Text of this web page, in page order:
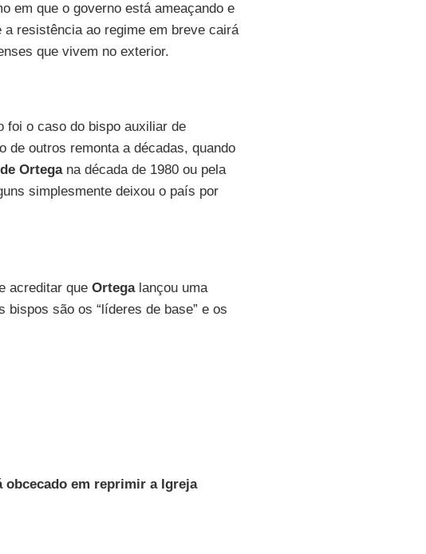
em que o governo está ameaçando e
resistência ao regime em breve cairá
que vivem no exterior.
foi o caso do bispo auxiliar de
de outros remonta a décadas, quando
Ortegana década de 1980 ou pela
simplesmente deixou o país por
acreditar que Ortegalançou uma
bispos são os “líderes de base” e os
obcecado em reprimir a Igreja